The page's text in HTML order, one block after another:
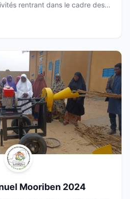
rentrant dans le cadre des
2025 et s’articulent autour des
suivantes
Mooriben 2024